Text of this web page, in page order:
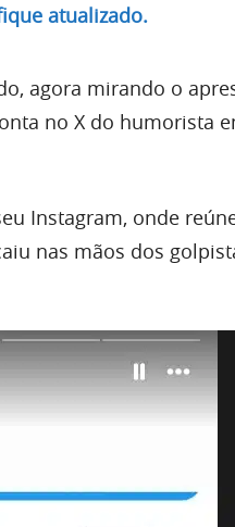
atualizado.
agora mirando o
no X do humorista
Instagram, onde
nas mãos dos